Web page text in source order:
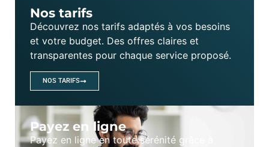
Nos tarifs
Découvrez nos tarifs adaptés à vos besoins
et votre budget. Des offres claires et
transparentes pour chaque service proposé.
NOS TARIFS
Payez en ligne
Payez en ligne en toute sérénité grâce à